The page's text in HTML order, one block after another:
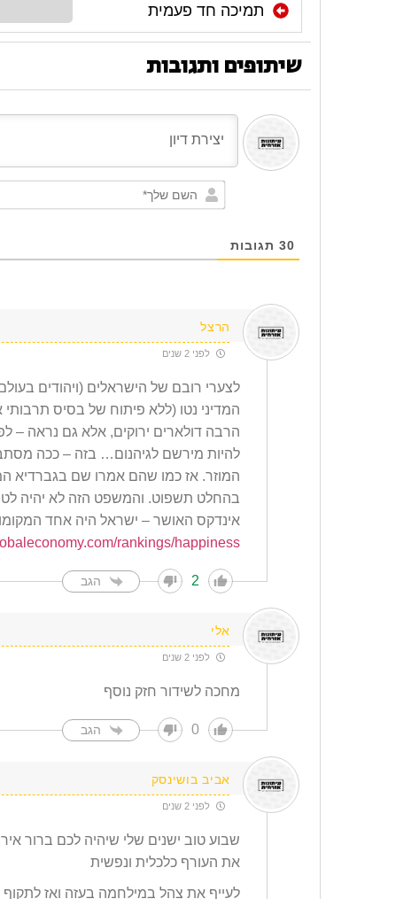
תמיכה חד פעמית
שיתופים ותגובות
30 תגובות
הרצל
לפני 2 שנים
לצערי רובם של הישראלים (ויהודים
המדיני נטו (ללא פיתוח של בסיס תרבותי
הרבה דולארים ירוקים, אלא גם נראה –
להיות מירשם לגיהנום… בזה – ככה
המוזר. אז כמו שהם אמרו שם בגברדיא
בהחלט תשפוט. והמשפט הזה לא יהיה
אינדקס האושר – ישראל היה אחד המקומות
rankings/happiness/
2 הגב
אלי
לפני 2 שנים
מחכה לשידור חזק נוסף
0 הגב
אביב בושינסק
לפני 2 שנים
שבוע טוב ישנים שלי שיהיה לכם ברור
את העורף כלכלית ונפשית
לעייף את צהל במילחמה בעזה ואז לתקוף